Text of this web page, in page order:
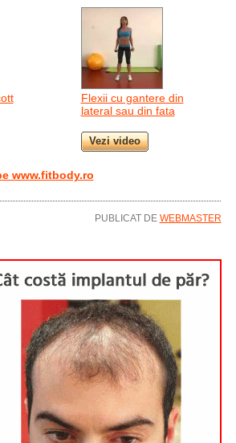
Flexii cu gantere din
lateral sau din fata
www.fitbody.ro
PUBLICAT DE WEBMASTER